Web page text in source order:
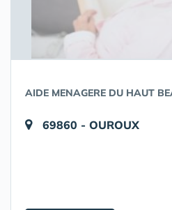
AIDE MENAGERE DU HAUT
69860 - OUROUX